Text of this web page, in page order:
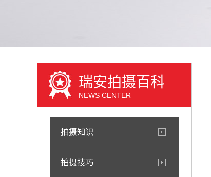
瑞安拍摄百科
NEWS CENTER
拍摄知识
拍摄技巧